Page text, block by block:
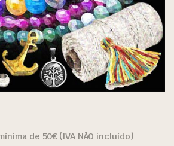
de 50€ (IVA NÃO incluído)